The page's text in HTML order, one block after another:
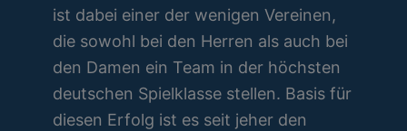
ist dabei einer der wenigen Vereinen,
die sowohl bei den Herren als auch bei
den Damen ein Team in der höchsten
deutschen Spielklasse stellen. Basis für
diesen Erfolg ist es seit jeher den